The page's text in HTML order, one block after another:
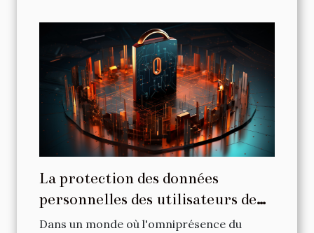
La protection des données
personnelles des utilisateurs de
prompteurs en ligne
Dans un monde où l'omniprésence du